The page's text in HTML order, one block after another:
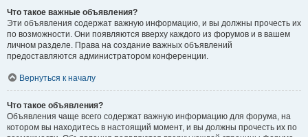
Что такое важные объявления?
Эти объявления содержат важную информацию, и вы должны прочесть их
по возможности. Они появляются вверху каждого из форумов и в вашем
личном разделе. Права на создание важных объявлений
предоставляются администратором конференции.
Вернуться к началу
Что такое объявления?
Объявления чаще всего содержат важную информацию для форума, на
котором вы находитесь в настоящий момент, и вы должны прочесть их по